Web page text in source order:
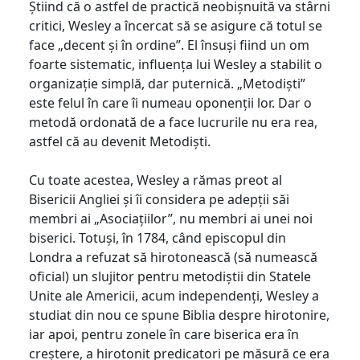
Știind că o astfel de practică neobișnuită va stârni
critici, Wesley a încercat să se asigure că totul se
face „decent și în ordine”. El însuși fiind un om
foarte sistematic, influența lui Wesley a stabilit o
organizație simplă, dar puternică. „Metodiști”
este felul în care îi numeau oponenții lor. Dar o
metodă ordonată de a face lucrurile nu era rea,
astfel că au devenit Metodiști.
Cu toate acestea, Wesley a rămas preot al
Bisericii Angliei și îi considera pe adepții săi
membri ai „Asociațiilor”, nu membri ai unei noi
biserici. Totuși, în 1784, când episcopul din
Londra a refuzat să hirotonească (să numească
oficial) un slujitor pentru metodiștii din Statele
Unite ale Americii, acum independenți, Wesley a
studiat din nou ce spune Biblia despre hirotonire,
iar apoi, pentru zonele în care biserica era în
creștere, a hirotonit predicatori pe măsură ce era